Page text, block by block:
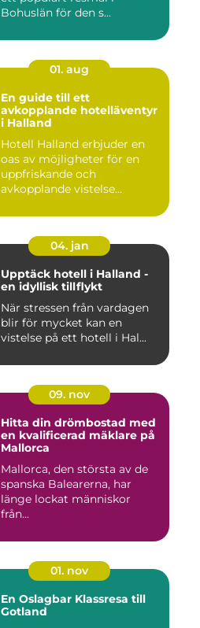
Bohuslän för den s...
01. aug
En guide till ett
avkopplande hotelläventyr
i Halland
Hotell Halland erbjuder en
oas av möjligheter för en
uppfriskande och
avkopplande vistelse...
04. jan
Upptäck hotell i Halland -
en idyllisk tillflykt
När stressen från vardagen
blir för mycket kan en
vistelse på ett hotell i Hal...
09. nov
Hitta din drömbostad med
en kvalificerad mäklare på
Mallorca
Mallorca, den största av de
spanska Balearerna, har
länge lockat människor
från...
01. nov
En Oslagbar Klassresa till
Gotland